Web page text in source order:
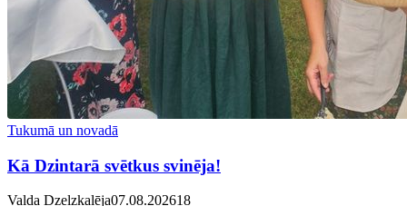
Tukumā un novadā
Kā Dzintarā svētkus svinēja!
Valda Dzelzkalēja07.08.202618